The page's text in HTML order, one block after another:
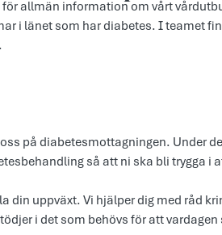
allmän information om vårt
i länet som har diabetes. I teamet
på diabetesmottagningen. Under
så att ni ska bli trygga i
din uppväxt. Vi hjälper dig med råd
i det som behövs för att vardagen